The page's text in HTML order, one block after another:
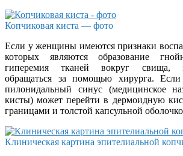
Копчиковая киста — фото
Если у женщины имеются признаки
которых являются образование
гиперемия тканей вокруг свища,
обращаться за помощью хирурга. Если
пилонидальный синус (медицинское
кисты) может перейти в дермоидную
границами и толстой капсульной
Клиническая картина эпителиальной